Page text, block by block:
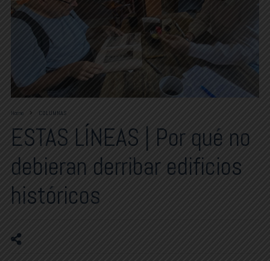
Home COLUMNAS
ESTAS LÍNEAS | Por qué no
debieran derribar edificios
históricos